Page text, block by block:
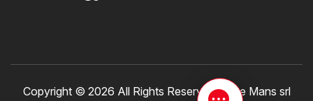
Copyright © 2026 All Rights Reserved by Le Mans srl